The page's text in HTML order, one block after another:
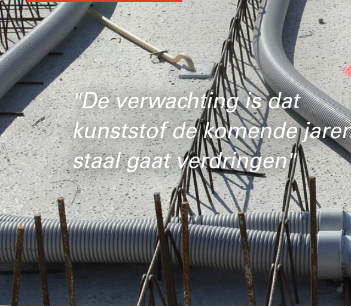
"De verwachting is dat
kunststof de komende jaren
staal gaat verdringen"